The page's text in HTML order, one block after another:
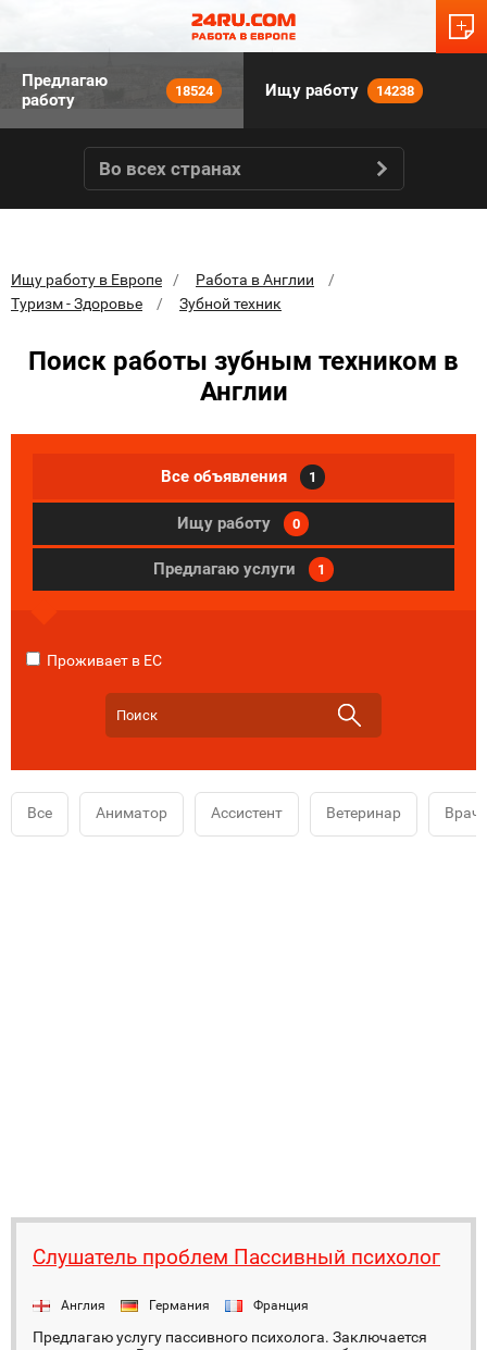
Предлагаю
работу
18524 Ищу работу 14238
Во всех странах
Ищу работу в Европе
Работа в Англии
Туризм - Здоровье
Зубной техник
Поиск работы зубным техником в
Англии
Все объявления 1
Ищу работу 0
Предлагаю услуги 1
Проживает в ЕС
Все Аниматор Ассистент Ветеринар Врач
Слушатель проблем Пассивный психолог
Англия Германия Франция
Предлагаю услугу пассивного психолога. Заключается